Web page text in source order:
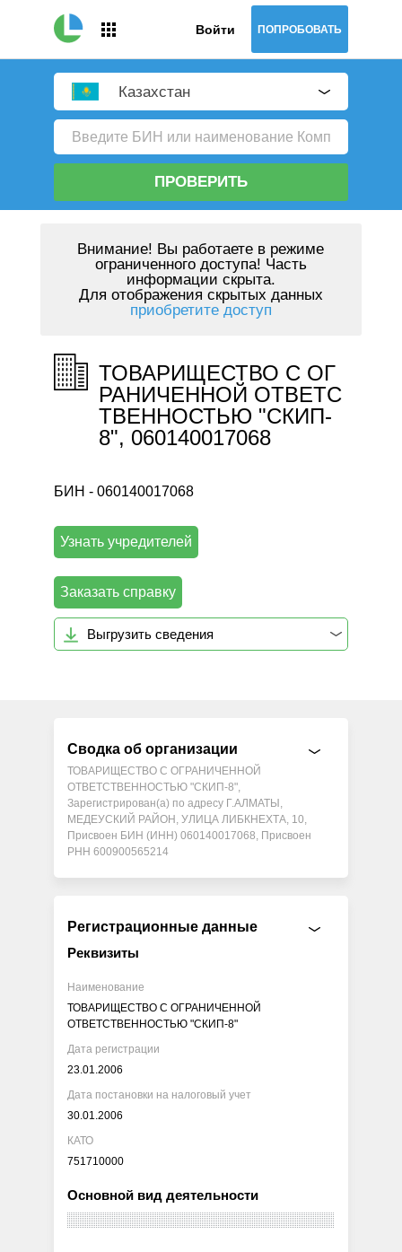
Войти ПОПРОБОВАТЬ
Казахстан
ПРОВЕРИТЬ
Внимание! Вы работаете в режиме
ограниченного доступа! Часть
информации скрыта.
Для отображения скрытых данных
приобретите доступ
ТОВАРИЩЕСТВО С ОГ
РАНИЧЕННОЙ ОТВЕТС
ТВЕННОСТЬЮ "СКИП-
8", 060140017068
БИН - 060140017068
Узнать учредителей
Заказать справку
Выгрузить сведения
Сводка об организации
ТОВАРИЩЕСТВО С ОГРАНИЧЕННОЙ
ОТВЕТСТВЕННОСТЬЮ "СКИП-8",
Зарегистрирован(а) по адресу Г.АЛМАТЫ,
МЕДЕУСКИЙ РАЙОН, УЛИЦА ЛИБКНЕХТА, 10,
Присвоен БИН (ИНН) 060140017068, Присвоен
РНН 600900565214
Регистрационные данные
Реквизиты
Наименование
ТОВАРИЩЕСТВО С ОГРАНИЧЕННОЙ
ОТВЕТСТВЕННОСТЬЮ "СКИП-8"
Дата регистрации
23.01.2006
Дата постановки на налоговый учет
30.01.2006
КАТО
751710000
Основной вид деятельности